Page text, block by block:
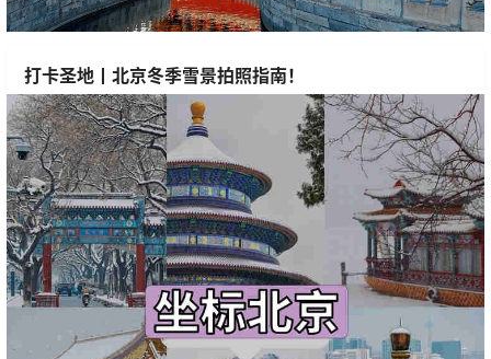
打卡圣地丨北京冬季雪景拍照指南！